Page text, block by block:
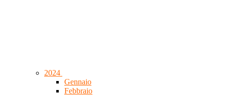
2024
Gennaio
Febbraio